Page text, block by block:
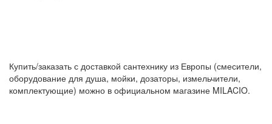
Купить/заказать с доставкой сантехнику из Европы (смесители,
оборудование для душа, мойки, дозаторы, измельчители,
комплектующие) можно в официальном магазине MILACIO.